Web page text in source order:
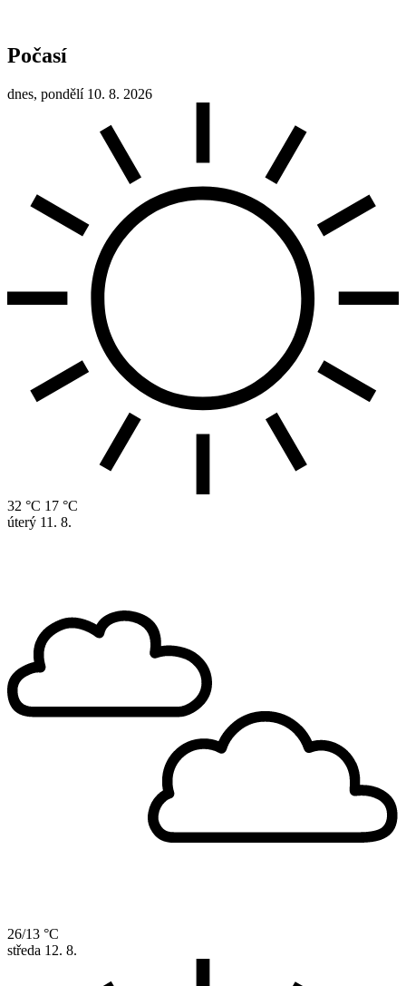
Počasí
dnes, pondělí 10. 8. 2026
32 °C 17 °C
úterý 11. 8.
26/13 °C
středa 12. 8.